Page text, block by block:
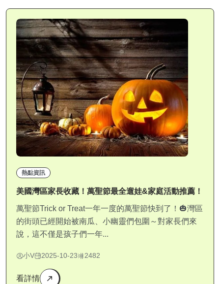
熱點資訊
美國灣區家長收藏！萬聖節最全遛娃&家庭活動推薦！
萬聖節Trick or Treat一年一度的萬聖節快到了！🎃灣區
的街頭已經開始被南瓜、小幽靈們包圍～對家長們來
說，這不僅是孩子們一年...
小V 2025-10-23 2482
看詳情